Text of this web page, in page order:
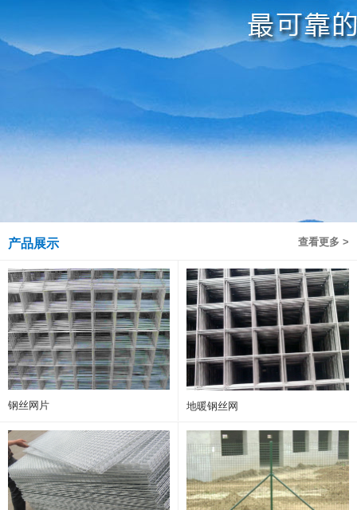
查看更多 >
产品展示
钢丝网片 地暖钢丝网